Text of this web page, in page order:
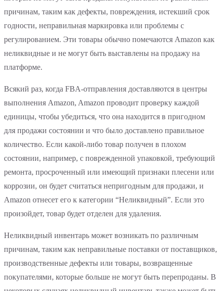
причинам, таким как дефекты, повреждения, истекший срок
годности, неправильная маркировка или проблемы с
регулированием. Эти товары обычно помечаются Amazon как
неликвидные и не могут быть выставлены на продажу на
платформе.
Всякий раз, когда FBA-отправления доставляются в центры
выполнения Amazon, Amazon проводит проверку каждой
единицы, чтобы убедиться, что она находится в пригодном
для продажи состоянии и что было доставлено правильное
количество. Если какой-либо товар получен в плохом
состоянии, например, с поврежденной упаковкой, требующий
ремонта, просроченный или имеющий признаки плесени или
коррозии, он будет считаться непригодным для продажи, и
Amazon отнесет его к категории “Неликвидный”. Если это
произойдет, товар будет отделен для удаления.
Неликвидный инвентарь может возникать по различным
причинам, таким как неправильные поставки от поставщиков,
производственные дефекты или товары, возвращенные
покупателями, которые больше не могут быть перепроданы. В